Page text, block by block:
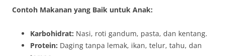
Contoh Makanan yang Baik untuk Anak:
Karbohidrat: Nasi, roti gandum, pasta, dan kentang.
Protein: Daging tanpa lemak, ikan, telur, tahu, dan